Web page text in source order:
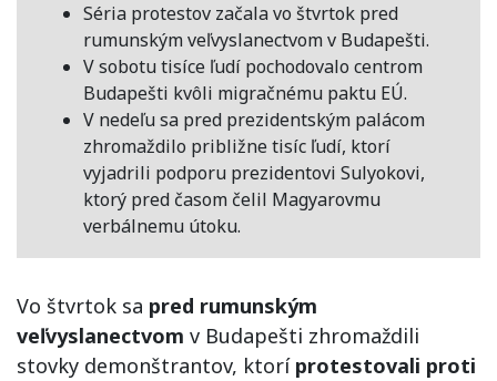
Séria protestov začala vo štvrtok pred
rumunským veľvyslanectvom v Budapešti.
V sobotu tisíce ľudí pochodovalo centrom
Budapešti kvôli migračnému paktu EÚ.
V nedeľu sa pred prezidentským palácom
zhromaždilo približne tisíc ľudí, ktorí
vyjadrili podporu prezidentovi Sulyokovi,
ktorý pred časom čelil Magyarovmu
verbálnemu útoku.
Vo štvrtok sa pred rumunským
veľvyslanectvom v Budapešti zhromaždili
stovky demonštrantov, ktorí protestovali proti